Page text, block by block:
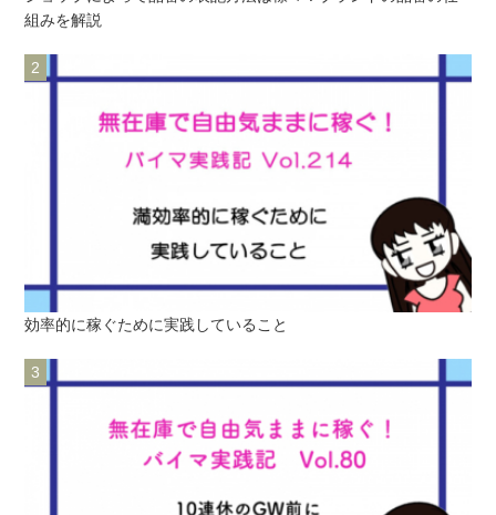
組みを解説
効率的に稼ぐために実践していること